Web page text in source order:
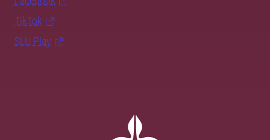
TikTok
SLU Play